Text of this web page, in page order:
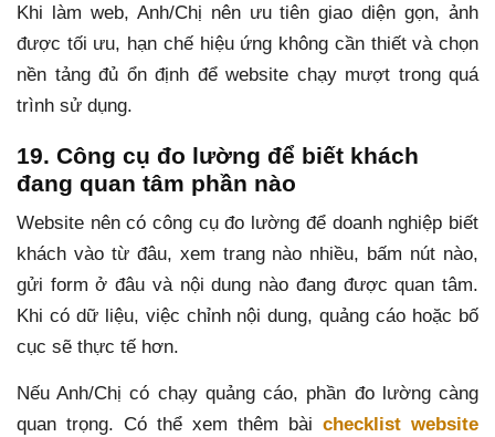
Khi làm web, Anh/Chị nên ưu tiên giao diện gọn, ảnh
được tối ưu, hạn chế hiệu ứng không cần thiết và chọn
nền tảng đủ ổn định để website chạy mượt trong quá
trình sử dụng.
19. Công cụ đo lường để biết khách
đang quan tâm phần nào
Website nên có công cụ đo lường để doanh nghiệp biết
khách vào từ đâu, xem trang nào nhiều, bấm nút nào,
gửi form ở đâu và nội dung nào đang được quan tâm.
Khi có dữ liệu, việc chỉnh nội dung, quảng cáo hoặc bố
cục sẽ thực tế hơn.
Nếu Anh/Chị có chạy quảng cáo, phần đo lường càng
quan trọng. Có thể xem thêm bài checklist website